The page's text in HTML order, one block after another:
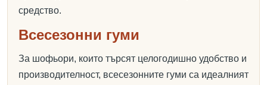
средство.
Всесезонни гуми
За шофьори, които търсят целогодишно удобство и
производителност, всесезонните гуми са идеалният